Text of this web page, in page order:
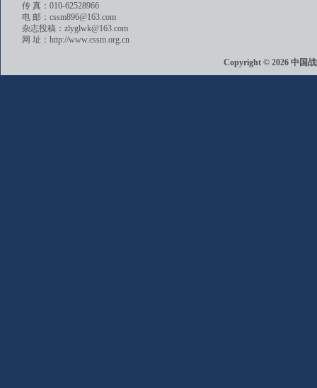
传 真：010-62528966
电 邮：cssm896@163.com
杂志投稿：zlyglwk@163.com
网 址：http://www.cssm.org.cn
Copyright © 2026 中国